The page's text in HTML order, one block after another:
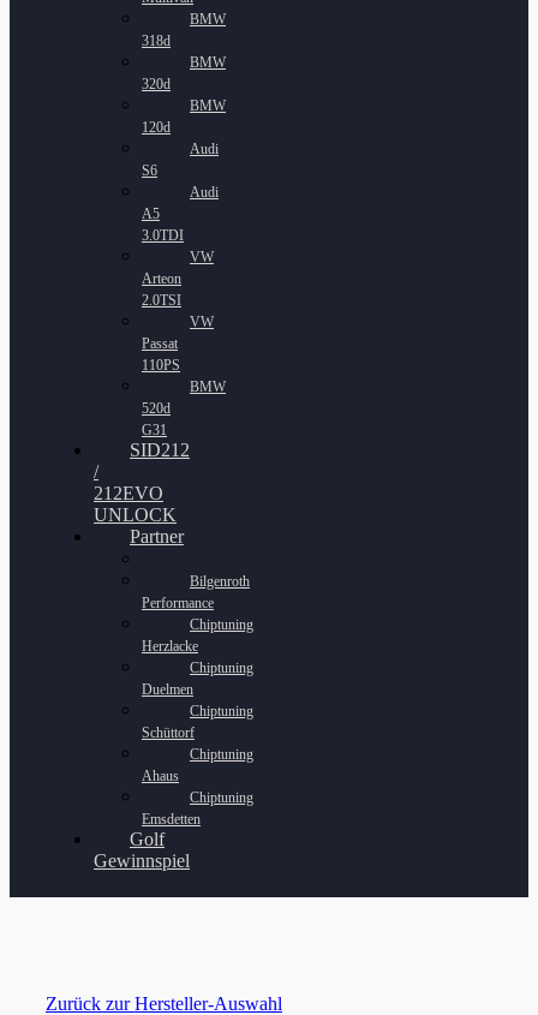
BMW
318d
BMW
320d
BMW
120d
Audi
S6
Audi
A5
3.0TDI
VW
Arteon
2.0TSI
VW
Passat
110PS
BMW
520d
G31
SID212
/
212EVO
UNLOCK
Partner
Bilgenroth
Performance
Chiptuning
Herzlacke
Chiptuning
Duelmen
Chiptuning
Schüttorf
Chiptuning
Ahaus
Chiptuning
Emsdetten
Golf
Gewinnspiel
Zurück zur Hersteller-Auswahl